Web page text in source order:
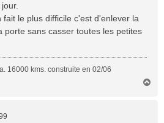
le plus difficile c'est d'enlever la
porte sans casser toutes les petites
16000 kms. construite en 02/06